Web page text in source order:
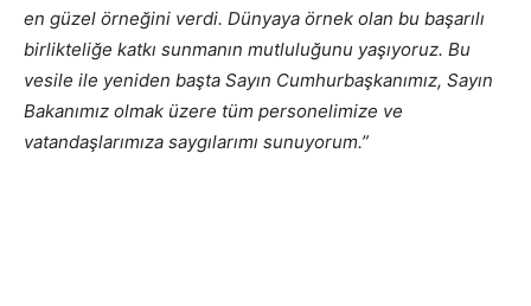
en güzel örneğini verdi. Dünyaya örnek olan bu başarılı
birlikteliğe katkı sunmanın mutluluğunu yaşıyoruz. Bu
vesile ile yeniden başta Sayın Cumhurbaşkanımız, Sayın
Bakanımız olmak üzere tüm personelimize ve
vatandaşlarımıza saygılarımı sunuyorum.”